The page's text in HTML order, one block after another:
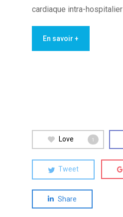
cardiaque intra-hospitalier
En savoir +
Love 1
Tweet
Share